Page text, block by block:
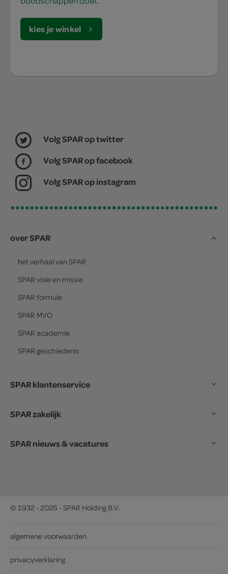
kies je winkel
Volg SPAR op twitter
Volg SPAR op facebook
Volg SPAR op instagram
over SPAR
het verhaal van SPAR
SPAR visie en missie
SPAR formule
SPAR MVO
SPAR academie
SPAR geschiedenis
SPAR klantenservice
SPAR zakelijk
SPAR nieuws & vacatures
© 1932 - 2026 - SPAR Holding B.V.
algemene voorwaarden
privacyverklaring